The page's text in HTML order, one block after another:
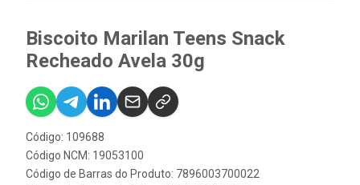
Biscoito Marilan Teens Snack
Recheado Avela 30g
Código: 109688
Código NCM: 19053100
Código de Barras do Produto: 7896003700022